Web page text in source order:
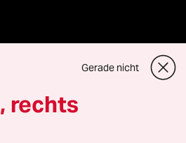
Gerade nicht
rechts